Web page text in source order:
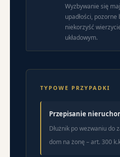
Wyzbywanie się
upadłości, pozorne
niekorzyść
układowym.
TYPOWE PRZYPADKI
Przepisanie
Dłużnik po wezwaniu do
dom na żonę – art. 300